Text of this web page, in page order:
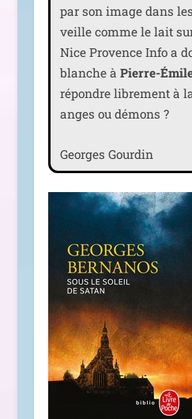
par son image dans
veille comme le lait
Nice Provence Info a
blanche à Pierre-
répondre libre­ment à
anges ou démons ?
Georges Gourdin